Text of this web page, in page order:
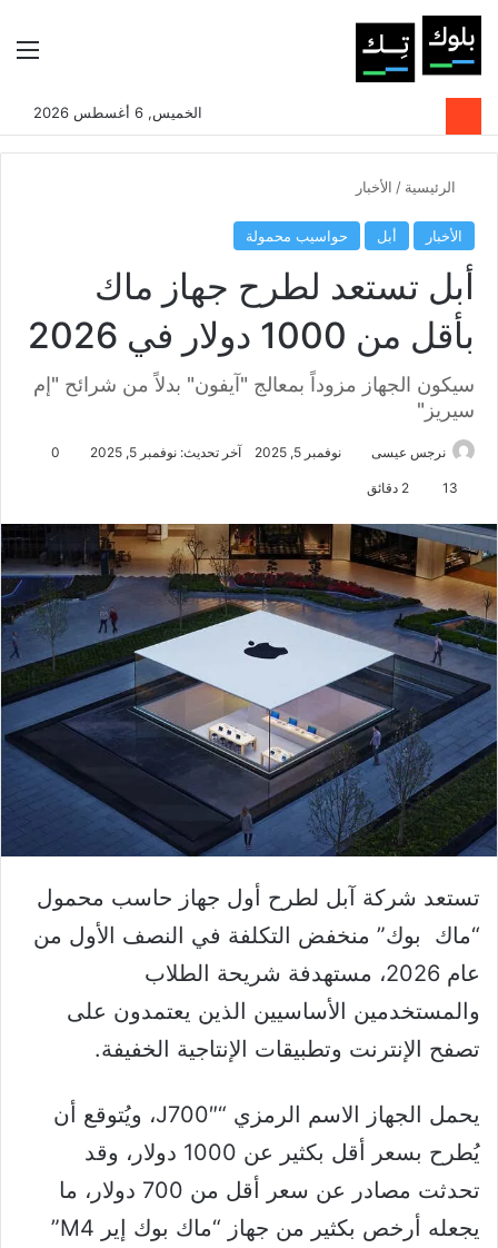
بحثالوضع
الخميس, 6 أغسطس 2026
الرئيسية / الأخبار
الأخبار أبل حواسيب محمولة
أبل تستعد لطرح جهاز ماك
بأقل من 1000 دولار في 2026
سيكون الجهاز مزوداً بمعالج "آيفون" بدلاً من شرائح "إم
سيريز"
نرجس عيسى نوفمبر 5, 2025 آخر تحديث: نوفمبر 5, 2025 0
13
تستعد شركة آبل لطرح أول جهاز حاسب محمول
“ماك بوك” منخفض التكلفة في النصف الأول من
عام 2026، مستهدفة شريحة الطلاب
والمستخدمين الأساسيين الذين يعتمدون على
تصفح الإنترنت وتطبيقات الإنتاجية الخفيفة.
يحمل الجهاز الاسم الرمزي “J700″، ويُتوقع أن
يُطرح بسعر أقل بكثير عن 1000 دولار، وقد
تحدثت مصادر عن سعر أقل من 700 دولار، ما
يجعله أرخص بكثير من جهاز “ماك بوك إير M4”